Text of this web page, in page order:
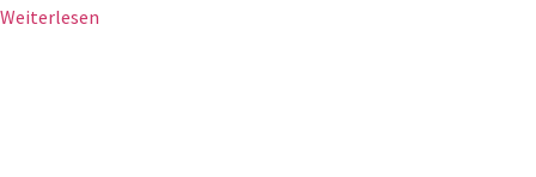
Weiterlesen